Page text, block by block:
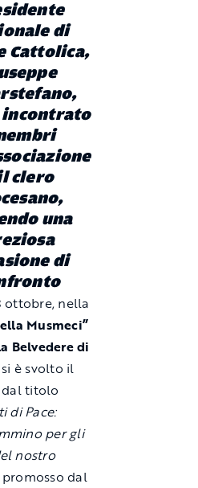
di
Cattolica,
incontrato
clero
una
di
ottobre, nella
Musmeci”
Belvedere di
si è svolto il
titolo
di Pace:
per gli
nostro
promosso dal